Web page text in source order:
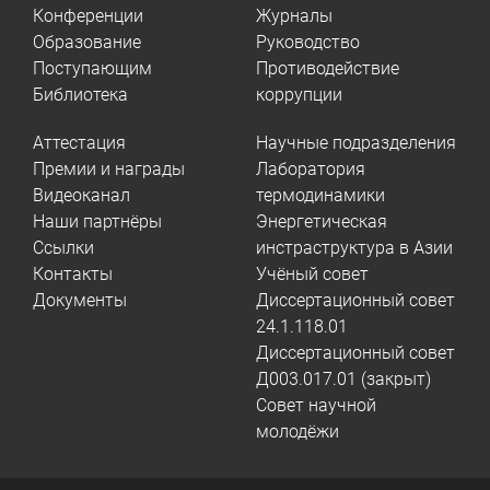
Конференции
Образование
Поступающим
Библиотека
Журналы
Руководство
Противодействие
коррупции
Аттестация
Премии и награды
Видеоканал
Наши партнёры
Ссылки
Контакты
Документы
Научные подразделения
Лаборатория
термодинамики
Энергетическая
инстраструктура в Азии
Учёный совет
Диссертационный совет
24.1.118.01
Диссертационный совет
Д003.017.01 (закрыт)
Совет научной
молодёжи